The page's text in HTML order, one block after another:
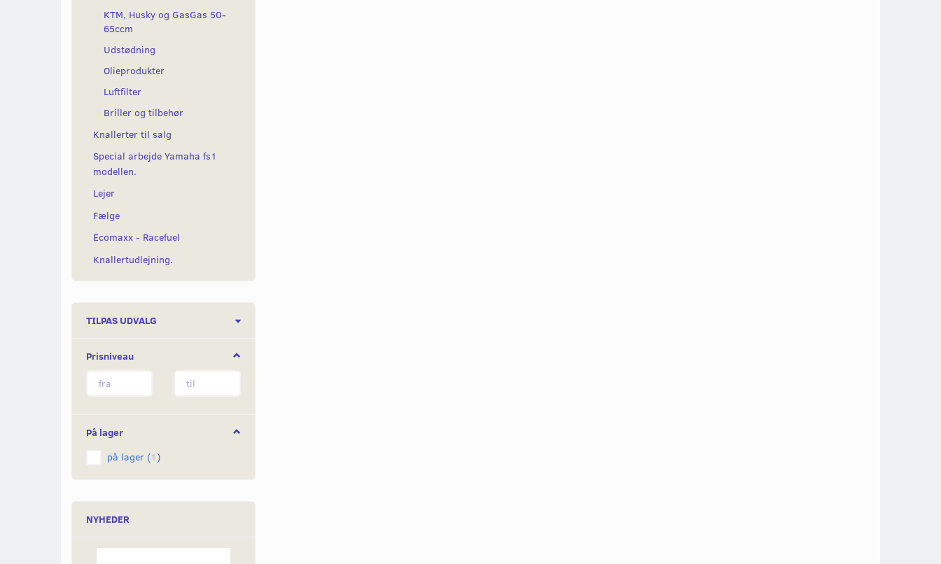
KTM, Husky og GasGas 50-
65ccm
Udstødning
Olieprodukter
Luftfilter
Briller og tilbehør
Knallerter til salg
Special arbejde Yamaha fs1
modellen.
Lejer
Fælge
Ecomaxx - Racefuel
Knallertudlejning.
TILPAS UDVALG
Prisniveau
På lager
på lager (1 )
NYHEDER